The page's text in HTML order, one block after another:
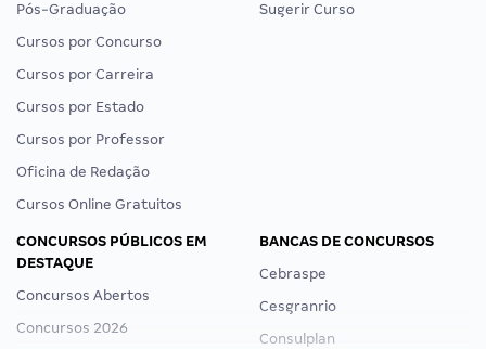
Pós-Graduação
Cursos por Concurso
Cursos por Carreira
Cursos por Estado
Cursos por Professor
Oficina de Redação
Cursos Online Gratuitos
Sugerir Curso
CONCURSOS PÚBLICOS EM
DESTAQUE
Concursos Abertos
Concursos 2026
BANCAS DE CONCURSOS
Cebraspe
Cesgranrio
Consulplan